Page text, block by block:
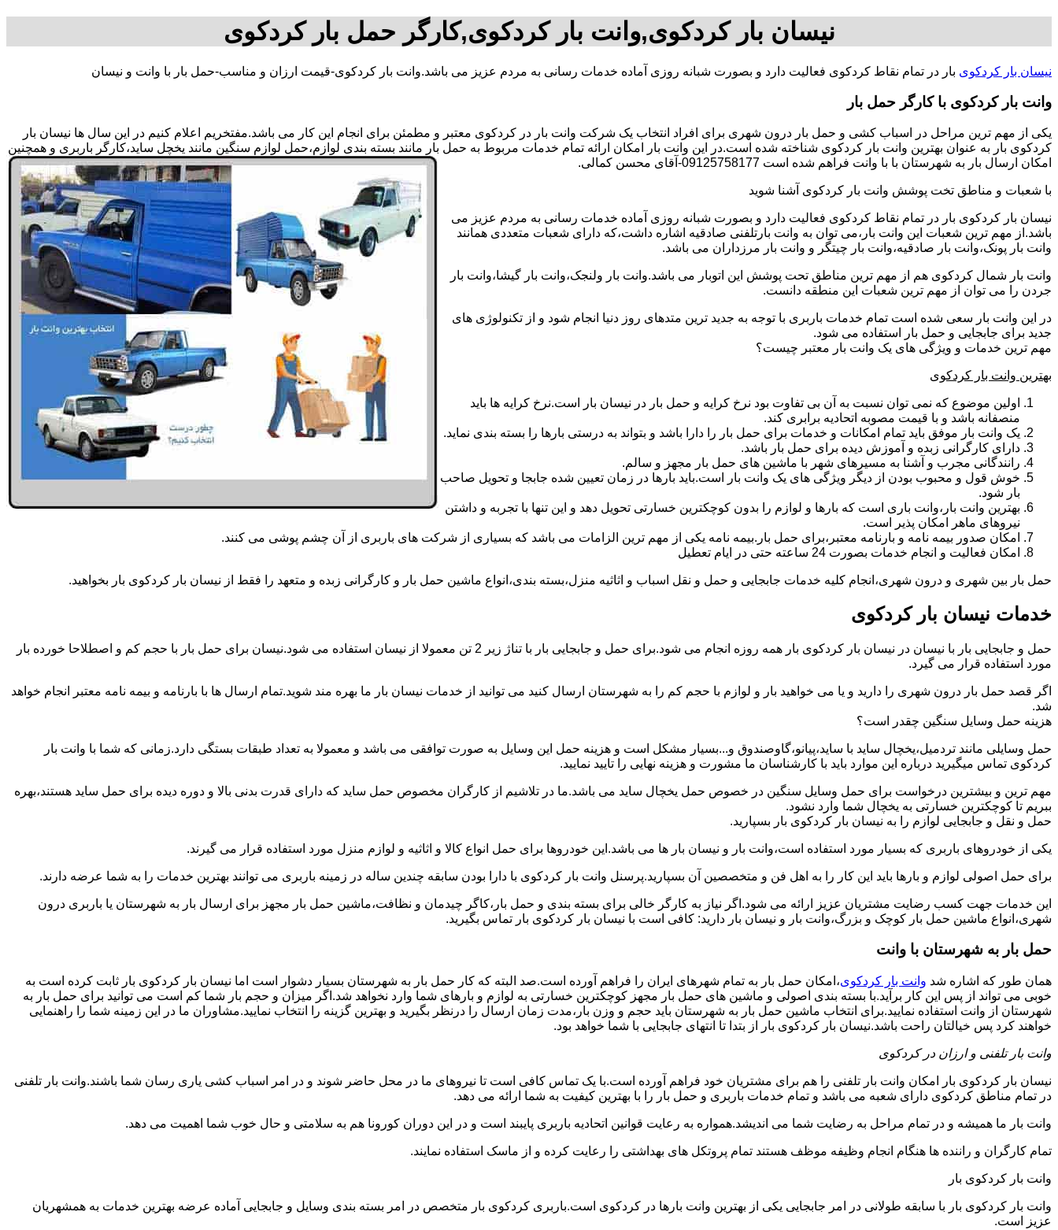
نیسان بار کردکوی,وانت بار کردکوی,کارگر حمل بار کردکوی
نیسان بار کردکوی بار در تمام نقاط کردکوی فعالیت دارد و بصورت شبانه روزی آماده خدمات رسانی به مردم عزیز می باشد.وانت بار کردکوی-قیمت ارزان و مناسب-حمل بار با وانت و نیسان
وانت بار کردکوی با کارگر حمل بار
یکی از مهم ترین مراحل در اسباب کشی و حمل بار درون شهری برای افراد انتخاب یک شرکت وانت بار در کردکوی معتبر و مطمئن برای انجام این کار می باشد.مفتخریم اعلام کنیم در این سال ها نیسان بار
کردکوی بار به عنوان بهترین وانت بار کردکوی شناخته شده است.در این وانت بار امکان ارائه تمام خدمات مربوط به حمل بار مانند بسته بندی لوازم،حمل لوازم سنگین مانند یخچل ساید،کارگر باربری و همچنین
امکان ارسال بار به شهرستان با با وانت فراهم شده است 09125758177-آقای محسن کمالی.
با شعبات و مناطق تخت پوشش وانت بار کردکوی آشنا شوید
نیسان بار کردکوی بار در تمام نقاط کردکوی فعالیت دارد و بصورت شبانه روزی آماده خدمات رسانی به مردم عزیز می
باشد.از مهم ترین شعبات این وانت بار،می توان به وانت بارتلفنی صادقیه اشاره داشت،که دارای شعبات متعددی همانند
وانت بار پونک،وانت بار صادقیه،وانت بار چیتگر و وانت بار مرزداران می باشد.
وانت بار شمال کردکوی هم از مهم ترین مناطق تحت پوشش این اتوبار می باشد.وانت بار ولنجک،وانت بار گیشا،وانت بار
جردن را می توان از مهم ترین شعبات این منطقه دانست.
در این وانت بار سعی شده است تمام خدمات باربری با توجه به جدید ترین متدهای روز دنیا انجام شود و از تکنولوژی های
جدید برای جابجایی و حمل بار استفاده می شود.
مهم ترین خدمات و ویژگی های یک وانت بار معتبر چیست؟
بهترین وانت بار کردکوی
اولین موضوع که نمی توان نسبت به آن بی تفاوت بود نرخ کرایه و حمل بار در نیسان بار است.نرخ کرایه ها باید
منصفانه باشد و با قیمت مصوبه اتحادیه برابری کند.
یک وانت بار موفق باید تمام امکانات و خدمات برای حمل بار را دارا باشد و بتواند به درستی بارها را بسته بندی نماید.
دارای کارگرانی زبده و آموزش دیده برای حمل بار باشد.
رانندگانی مجرب و آشنا به مسیرهای شهر با ماشین های حمل بار مجهز و سالم.
خوش قول و محبوب بودن از دیگر ویژگی های یک وانت بار است.باید بارها در زمان تعیین شده جابجا و تحویل صاحب
بار شود.
بهترین وانت بار،وانت باری است که بارها و لوازم را بدون کوچکترین خسارتی تحویل دهد و این تنها با تجربه و داشتن
نیروهای ماهر امکان پذیر است.
امکان صدور بیمه نامه و بارنامه معتبر،برای حمل بار.بیمه نامه یکی از مهم ترین الزامات می باشد که بسیاری از شرکت های باربری از آن چشم پوشی می کنند.
امکان فعالیت و انجام خدمات بصورت 24 ساعته حتی در ایام تعطیل
حمل بار بین شهری و درون شهری،انجام کلیه خدمات جابجایی و حمل و نقل اسباب و اثاثیه منزل،بسته بندی،انواع ماشین حمل بار و کارگرانی زبده و متعهد را فقط از نیسان بار کردکوی بار بخواهید.
خدمات نیسان بار کردکوی
حمل و جابجایی بار با نیسان در نیسان بار کردکوی بار همه روزه انجام می شود.برای حمل و جابجایی بار با تناژ زیر 2 تن معمولا از نیسان استفاده می شود.نیسان برای حمل بار با حجم کم و اصطلاحا خورده بار
مورد استفاده قرار می گیرد.
اگر قصد حمل بار درون شهری را دارید و یا می خواهید بار و لوازم با حجم کم را به شهرستان ارسال کنید می توانید از خدمات نیسان بار ما بهره مند شوید.تمام ارسال ها با بارنامه و بیمه نامه معتبر انجام خواهد
شد.
هزینه حمل وسایل سنگین چقدر است؟
حمل وسایلی مانند تردمیل،یخچال ساید با ساید،پیانو،گاوصندوق و...بسیار مشکل است و هزینه حمل این وسایل به صورت توافقی می باشد و معمولا به تعداد طبقات بستگی دارد.زمانی که شما با وانت بار
کردکوی تماس میگیرید درباره این موارد باید با کارشناسان ما مشورت و هزینه نهایی را تایید نمایید.
مهم ترین و بیشترین درخواست برای حمل وسایل سنگین در خصوص حمل یخچال ساید می باشد.ما در تلاشیم از کارگران مخصوص حمل ساید که دارای قدرت بدنی بالا و دوره دیده برای حمل ساید هستند،بهره
ببریم تا کوچکترین خسارتی به یخچال شما وارد نشود.
حمل و نقل و جابجایی لوازم را به نیسان بار کردکوی بار بسپارید.
یکی از خودروهای باربری که بسیار مورد استفاده است،وانت بار و نیسان بار ها می باشد.این خودروها برای حمل انواع کالا و اثاثیه و لوازم منزل مورد استفاده قرار می گیرند.
برای حمل اصولی لوازم و بارها باید این کار را به اهل فن و متخصصین آن بسپارید.پرسنل وانت بار کردکوی با دارا بودن سابقه چندین ساله در زمینه باربری می توانند بهترین خدمات را به شما عرضه دارند.
این خدمات جهت کسب رضایت مشتریان عزیز ارائه می شود.اگر نیاز به کارگر خالی برای بسته بندی و حمل بار،کاگر چیدمان و نظافت،ماشین حمل بار مجهز برای ارسال بار به شهرستان یا باربری درون
شهری،انواع ماشین حمل بار کوچک و بزرگ،وانت بار و نیسان بار دارید: کافی است با نیسان بار کردکوی بار تماس بگیرید.
حمل بار به شهرستان با وانت
همان طور که اشاره شد وانت بار کردکوی،امکان حمل بار به تمام شهرهای ایران را فراهم آورده است.صد البته که کار حمل بار به شهرستان بسیار دشوار است اما نیسان بار کردکوی بار ثابت کرده است به
خوبی می تواند از پس این کار برآید.با بسته بندی اصولی و ماشین های حمل بار مجهز کوچکترین خسارتی به لوازم و بارهای شما وارد نخواهد شد.اگر میزان و حجم بار شما کم است می توانید برای حمل بار به
شهرستان از وانت استفاده نمایید.برای انتخاب ماشین حمل بار به شهرستان باید حجم و وزن بار،مدت زمان ارسال را درنظر بگیرید و بهترین گزینه را انتخاب نمایید.مشاوران ما در این زمینه شما را راهنمایی
خواهند کرد پس خیالتان راحت باشد.نیسان بار کردکوی بار از بتدا تا انتهای جابجایی با شما خواهد بود.
وانت بار تلفنی و ارزان در کردکوی
نیسان بار کردکوی بار امکان وانت بار تلفنی را هم برای مشتریان خود فراهم آورده است.با یک تماس کافی است تا نیروهای ما در محل حاضر شوند و در امر اسباب کشی یاری رسان شما باشند.وانت بار تلفنی
در تمام مناطق کردکوی دارای شعبه می باشد و تمام خدمات باربری و حمل بار را با بهترین کیفیت به شما ارائه می دهد.
وانت بار ما همیشه و در تمام مراحل به رضایت شما می اندیشد.همواره به رعایت قوانین اتحادیه باربری پایبند است و در این دوران کورونا هم به سلامتی و حال خوب شما اهمیت می دهد.
تمام کارگران و راننده ها هنگام انجام وظیفه موظف هستند تمام پروتکل های بهداشتی را رعایت کرده و از ماسک استفاده نمایند.
وانت بار کردکوی بار
وانت بار کردکوی بار با سابقه طولانی در امر جابجایی یکی از بهترین وانت بارها در کردکوی است.باربری کردکوی بار متخصص در امر بسته بندی وسایل و جابجایی آماده عرضه بهترین خدمات به همشهریان
عزیز است.